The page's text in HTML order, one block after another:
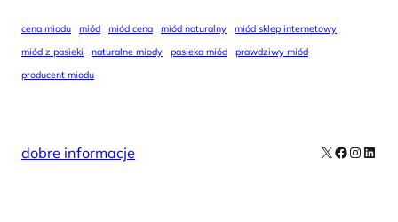
cena miodu miód miód cena miód naturalny
miód sklep internetowy
miód z pasieki
naturalne miody pasieka miód
prawdziwy miód
producent miodu
dobre informacje X Facebook